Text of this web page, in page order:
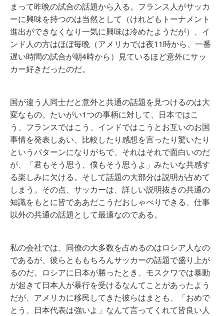
まって昨晩の試合の話題から入る。フランス人がサッカ
ーに興味を持つのは当然として（けれどもトーナメント
進出ができなくなり一気に興味は冷めたようだが）、イ
ンド人の方はほぼ毎晩（アメリカでは夜11時から、一番
遅い時間の試合が朝4時から）見ているほど意外にサッ
カー好きだったのだ。
国が違う人同士だと意外と共通の話題を見つけるのは大
変なもの。たいがい1つの事柄に対して、日本ではこ
う、フランスではこう、インドではこうとお互いのお国
事情を発表しあい、比較したり感想を言ったり驚いたり
というパターンになりがちで、それはそれで面白いのだ
が、「君もそう思う、僕もそう思うよ」みたいな共感す
る楽しみに欠ける。そして話題の大部分は説明が占めて
しまう。その点、サッカーは、詳しい説明抜きの共通の
知識をもとに皆でああだこうだおしゃべりできる、仕事
以外の共通の話題として最適なのである。
私の会社では、同僚の大多数を占めるのはロシア人なの
であるが、彼らとももちろんサッカーの話題で盛り上が
るのだ。ロシアに日本が勝ったとき、モスクワでは暴動
が起きて日本人が暴行を受けるなんてことがあったよう
だが、アメリカに移民してきた彼らはまとも、「おめで
とう、日本代表は強いよ」なんて言ってくれて皆良い人